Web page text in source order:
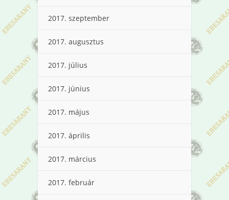
2017. szeptember
2017. augusztus
2017. július
2017. június
2017. május
2017. április
2017. március
2017. február